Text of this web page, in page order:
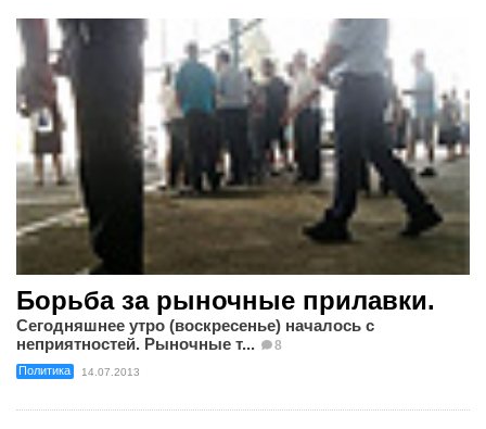
Борьба за рыночные прилавки.
Сегодняшнее утро (воскресенье) началось с
неприятностей. Рыночные т...
8
Политика 14.07.2013